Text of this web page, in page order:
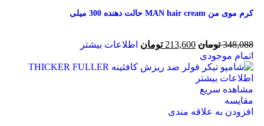
کرم موی من MAN hair cream حالت دهنده 300 میلی
348,088 تومان 213,600 تومان اطلاعات بیشتر
اتمام موجودی
اطلاعات بیشتر
مشاهده سریع
مقایسه
افزودن به علاقه مندی